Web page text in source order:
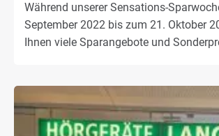
Während unserer Sensations-
September 2022 bis zum 21. Oktober
Ihnen viele Sparangebote und